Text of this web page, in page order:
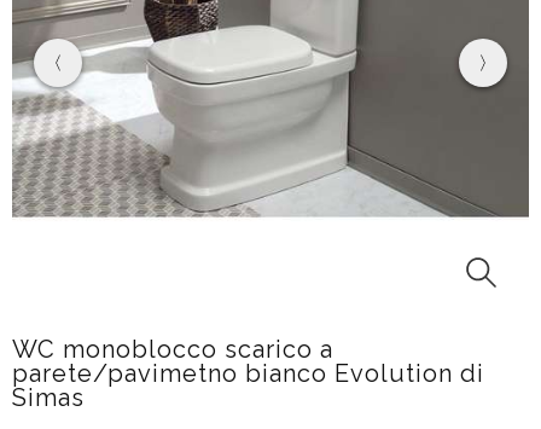
WC monoblocco scarico a
parete/pavimetno bianco Evolution di
Simas